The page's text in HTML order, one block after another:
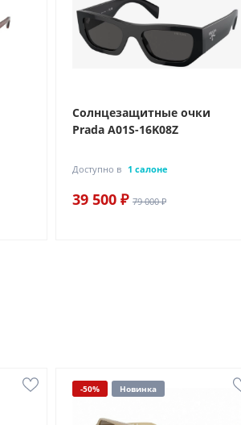
Солнцезащитные очки
Prada A01S-16K08Z
Доступно в 1 салоне
39 500 ₽ 79 000 ₽
-50% Новинка